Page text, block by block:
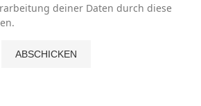
deiner Daten durch diese